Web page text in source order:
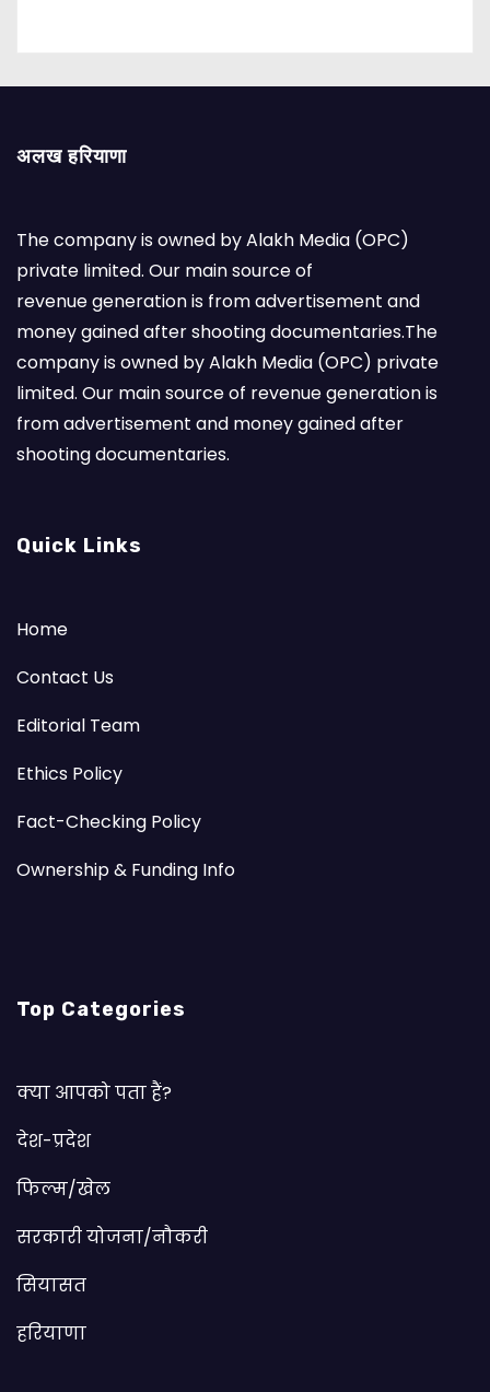
अलख हरियाणा
The company is owned by Alakh Media (OPC)
private limited. Our main source of
revenue generation is from advertisement and
money gained after shooting documentaries.The
company is owned by Alakh Media (OPC) private
limited. Our main source of revenue generation is
from advertisement and money gained after
shooting documentaries.
Quick Links
Home
Contact Us
Editorial Team
Ethics Policy
Fact-Checking Policy
Ownership & Funding Info
Top Categories
क्या आपको पता हैं?
देश-प्रदेश
फिल्म/खेल
सरकारी योजना/नौकरी
सियासत
हरियाणा